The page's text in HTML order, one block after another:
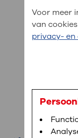
Afdelingen
Uw verblijf
Werken
Veel gezocht:
MijnOLVG is het
sneller helpen.
Direct naar
Voor meer
van
privacy-